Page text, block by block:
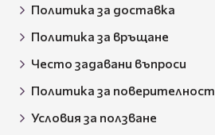
Политика за доставка
Политика за връщане
Често задавани въпроси
Политика за поверителност
Условия за ползване